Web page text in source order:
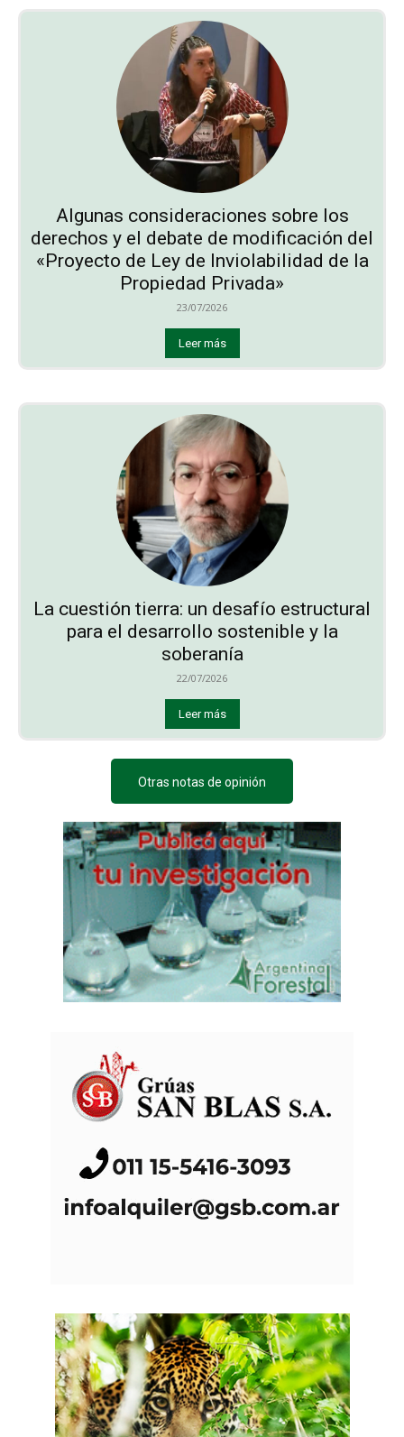
Algunas consideraciones sobre los
derechos y el debate de modificación del
«Proyecto de Ley de Inviolabilidad de la
Propiedad Privada»
23/07/2026
Leer más
La cuestión tierra: un desafío estructural
para el desarrollo sostenible y la
soberanía
22/07/2026
Leer más
Otras notas de opinión